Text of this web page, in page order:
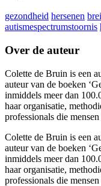
gezondheid hersenen
autismespectrumstoornis
Over de auteur
Colette de Bruin is een
auteur van de boeken
inmiddels meer dan
haar organisatie,
professionals die
Colette de Bruin is een
auteur van de boeken
inmiddels meer dan
haar organisatie,
professionals die